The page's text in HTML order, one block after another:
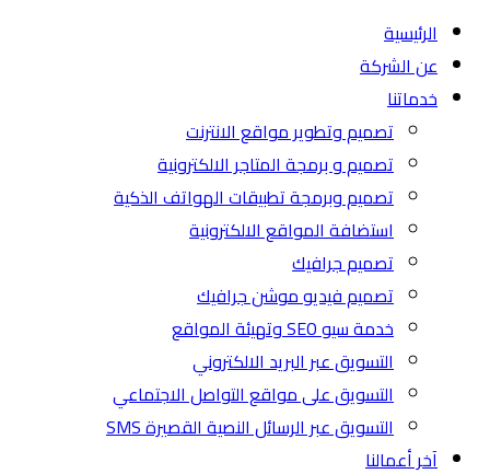
الرئيسية
عن الشركة
خدماتنا
تصميم وتطوير مواقع الانترنت
تصميم و برمجة المتاجر الالكترونية
تصميم وبرمجة تطبيقات الهواتف الذكية
استضافة المواقع الالكترونية
تصميم جرافيك
تصميم فيديو موشن جرافيك
خدمة سيو SEO وتهيئة المواقع
التسويق عبر البريد الالكتروني
التسويق على مواقع التواصل الاجتماعي
التسويق عبر الرسائل النصية القصيرة SMS
آخر أعمالنا